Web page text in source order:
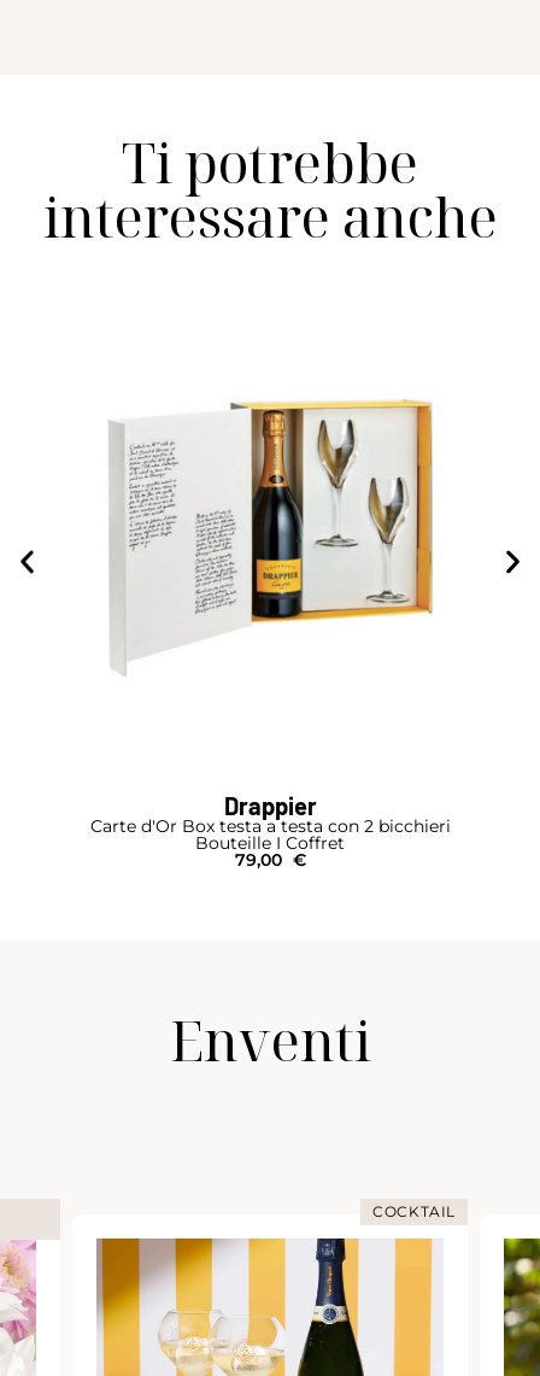
Ti potrebbe
interessare anche
Drappier
Carte d'Or Box testa a testa con 2 bicchieri
Bouteille I Coffret
79,00 €
Enventi
COCKTAIL